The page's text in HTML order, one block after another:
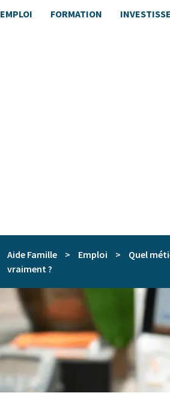
EMPLOI FORMATION
Aide Famille > Emploi >
Quel
vraiment ?